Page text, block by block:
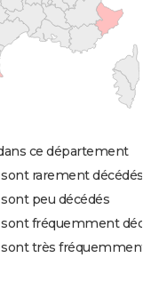
ce département
rarement décédés
peu décédés
fréquemment
très fréquemment